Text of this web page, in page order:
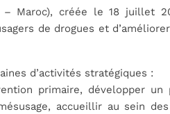
– Maroc), créée le 18 juillet
de drogues et
d’activités stratégiques :
primaire, développer un
accueillir au sein